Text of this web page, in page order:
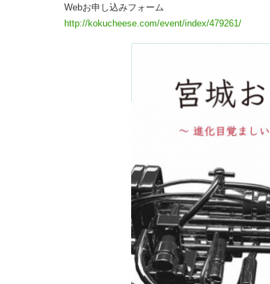
Webお申し込みフォーム
http://kokucheese.com/event/index/479261/